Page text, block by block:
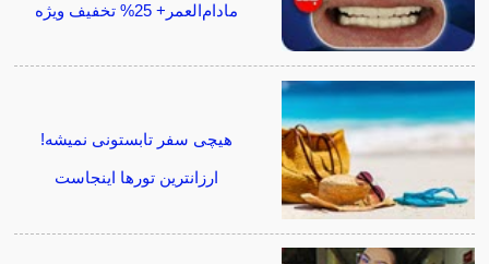
مادام‌العمر+ 25% تخفیف ویژه
هیچی سفر تابستونی نمیشه!
ارزانترین تورها اینجاست